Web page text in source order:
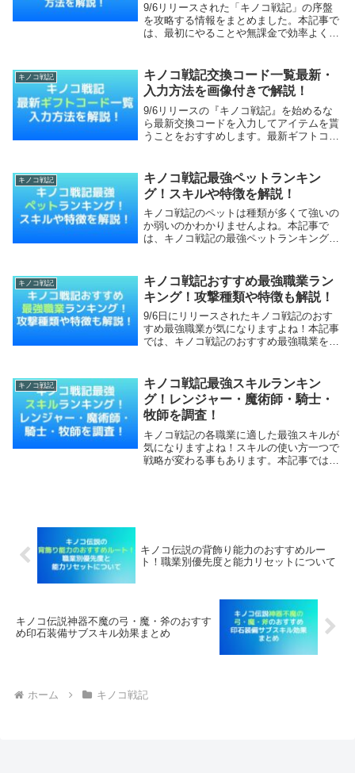
9/6リリースされた「キノコ戦記」の序盤
を攻略する情報をまとめました。本記事で
は、最初にやることや無課金で効率よく強
初にやることキノコ戦記攻略！リセマラは
非推奨キノ...
キノコ戦記
キノコ戦記交換コード一覧最新・
入力方法を画像付きで解説！
9/6リリースの『キノコ戦記』を始めるな
ら最新交換コードを入力してアイテムを貰
うことをおすすめします。最新ギフトコー
酬・入力方法を解説していきます。【本記
事の内容】キノ...
キノコ戦記
キノコ戦記最強ペットランキン
グ！スキルや特徴を解説！
キノコ戦記のペットは種類が多くて強いの
か弱いのかわかりませんよね。本記事で
は、キノコ戦記の最強ペットランキング！
特徴その他『序盤攻略』『最強職業ランキ
ング』『最強ス...
キノコ戦記
キノコ戦記おすすめ最強職業ラン
キング！攻撃種類や特徴も解説！
9/6日にリリースされたキノコ戦記のおす
すめ最強職業が気になりますよね！本記事
では、キノコ戦記のおすすめ最強職業をラ
すすめ最強職業ランキングその他『リセマ
ラ』『序盤...
キノコ戦記
キノコ戦記最強スキルランキン
グ！レンジャー・魔術師・騎士・
牧師を調査！
キノコ戦記の各職業に適した最強スキルが
気になりますよね！スキルの使い方一つで
戦略が変わる事もあります。本記事では、
キノコ伝説の背飾り能力のおすすめルー
ト！職業別優先度と能力リセットについて
キノコ伝説神器不魔の弓・魔・斧のおすす
め印石装備サブスキル効果まとめ
ホーム キノコ戦記